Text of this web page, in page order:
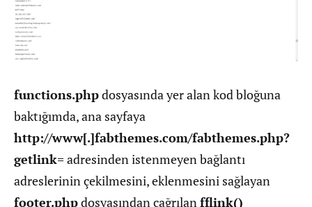
functions.phpdosyasında yer alan kod bloğuna
baktığımda, ana sayfaya
http://www[.]fabthemes.com/fabthemes.php?
getlink=adresinden istenmeyen bağlantı
adreslerinin çekilmesini, eklenmesini sağlayan
footer.phpdosyasından çağrılanfflink()